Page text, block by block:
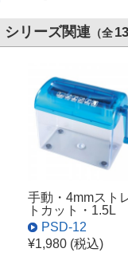
シリーズ関連 （全13
手動・4mmスト
トカット・1.5L
PSD-12
¥1,980 (税込)